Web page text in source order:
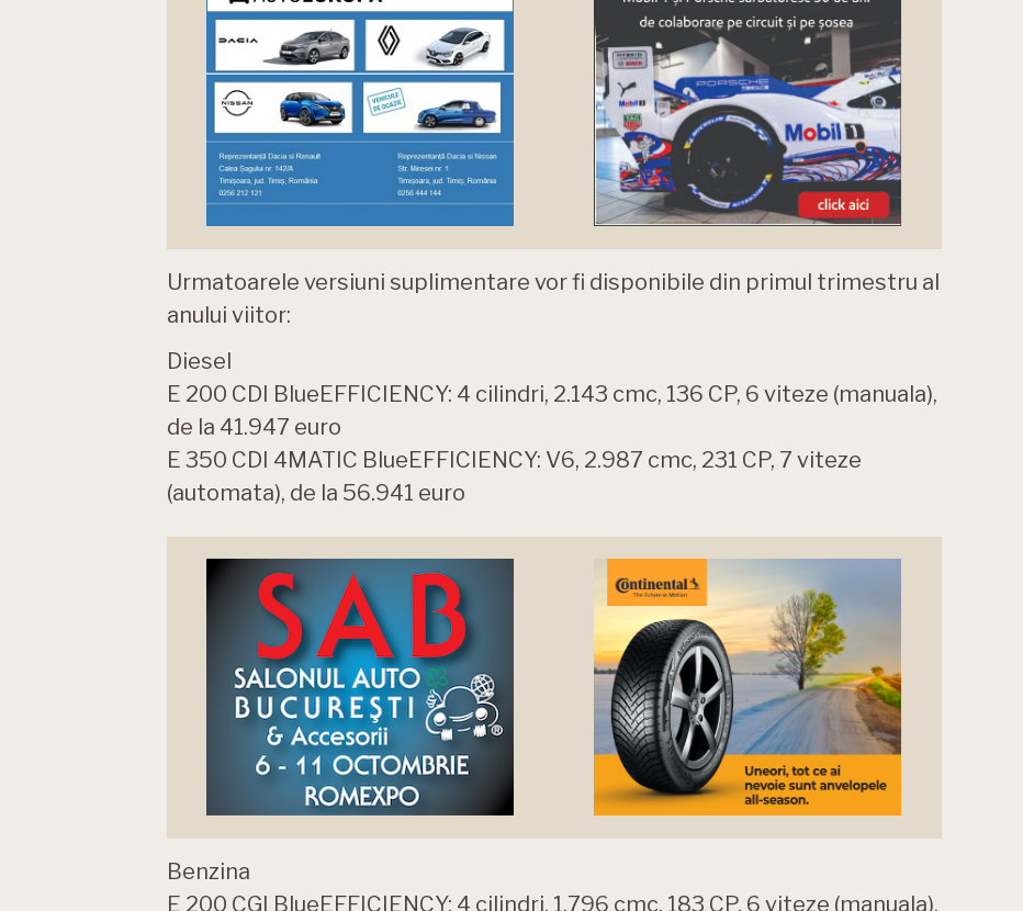
Urmatoarele versiuni suplimentare vor fi disponibile din primul trimestru al
anului viitor:
Diesel
E 200 CDI BlueEFFICIENCY: 4 cilindri, 2.143 cmc, 136 CP, 6 viteze (manuala),
de la 41.947 euro
E 350 CDI 4MATIC BlueEFFICIENCY: V6, 2.987 cmc, 231 CP, 7 viteze
(automata), de la 56.941 euro
Benzina
E 200 CGI BlueEFFICIENCY: 4 cilindri, 1.796 cmc, 183 CP, 6 viteze (manuala),